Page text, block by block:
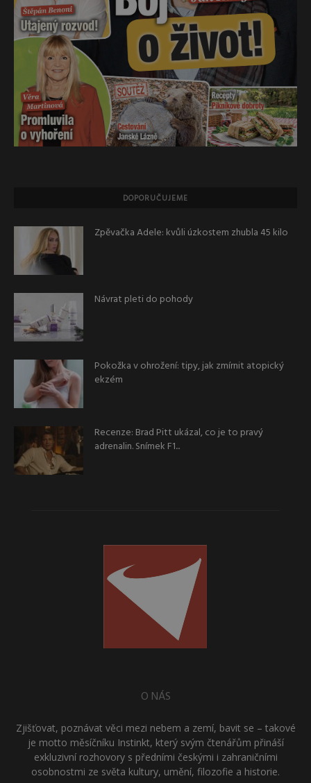
DOPORUČUJEME
Zpěvačka Adele: kvůli úzkostem zhubla 45 kilo
Návrat pleti do pohody
Pokožka v ohrožení: tipy, jak zmírnit atopický
ekzém
Recenze: Brad Pitt ukázal, co je to pravý
adrenalin. Snímek F1...
O NÁS
Zjišťovat, poznávat věci mezi nebem a zemí, bavit se – takové
je motto měsíčníku Instinkt, který svým čtenářům přináší
exkluzivní rozhovory s předními českými i zahraničními
osobnostmi ze světa kultury, umění, filozofie a historie.